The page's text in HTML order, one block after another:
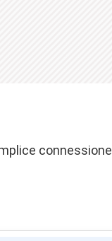
connessione